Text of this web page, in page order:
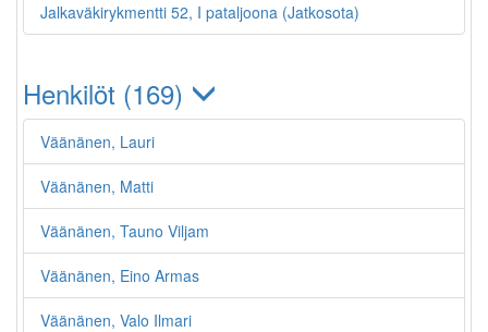
Jalkaväkirykmentti 52, I pataljoona (Jatkosota)
Henkilöt (169)
Väänänen, Lauri
Väänänen, Matti
Väänänen, Tauno Viljam
Väänänen, Eino Armas
Väänänen, Valo Ilmari